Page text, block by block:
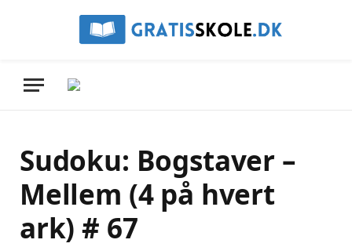
Sudoku: Bogstaver –
Mellem (4 på hvert
ark) # 67